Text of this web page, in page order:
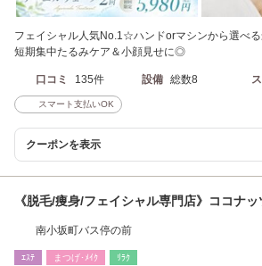
フェイシャル人気No.1☆ハンドorマシンから選べる
短期集中たるみケア＆小顔見せに◎
口コミ 135件 設備 総数8
スマート支払いOK
クーポンを表示
《脱毛/痩身/フェイシャル専門店》ココナ
南小坂町バス停の前
ｴｽﾃ まつげ･ﾒｲｸ ﾘﾗｸ